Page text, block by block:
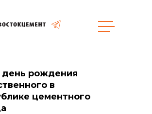
информация
день рождения
в
цементного